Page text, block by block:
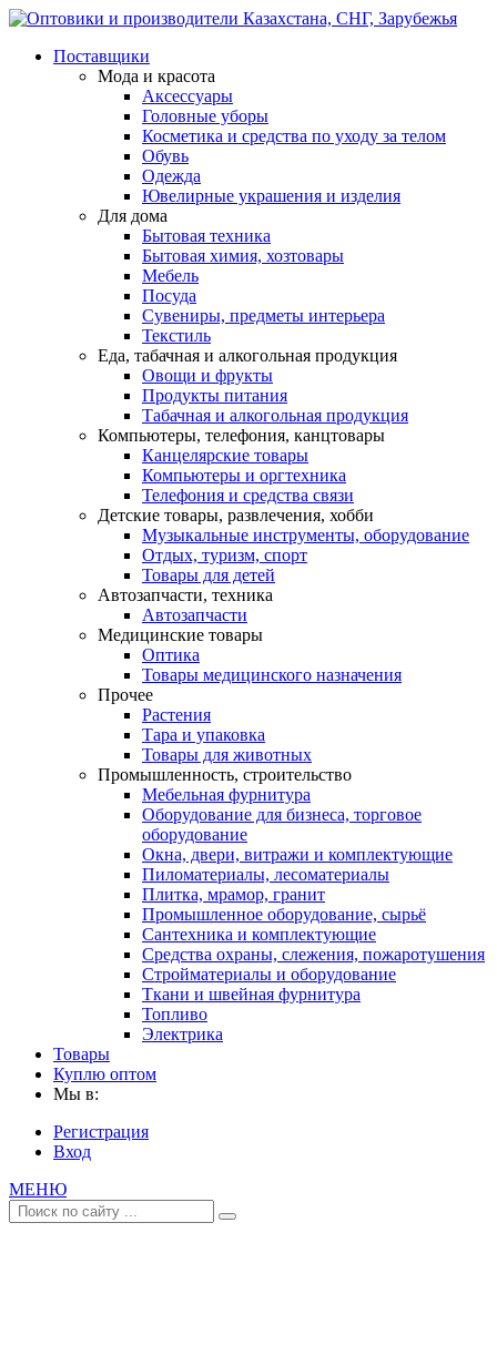
Поставщики
Мода и красота
Аксессуары
Головные уборы
Косметика и средства по уходу за телом
Обувь
Одежда
Ювелирные украшения и изделия
Для дома
Бытовая техника
Бытовая химия, хозтовары
Мебель
Посуда
Сувениры, предметы интерьера
Текстиль
Еда, табачная и алкогольная продукция
Овощи и фрукты
Продукты питания
Табачная и алкогольная продукция
Компьютеры, телефония, канцтовары
Канцелярские товары
Компьютеры и оргтехника
Телефония и средства связи
Детские товары, развлечения, хобби
Музыкальные инструменты, оборудование
Отдых, туризм, спорт
Товары для детей
Автозапчасти, техника
Автозапчасти
Медицинские товары
Оптика
Товары медицинского назначения
Прочее
Растения
Тара и упаковка
Товары для животных
Промышленность, строительство
Мебельная фурнитура
Оборудование для бизнеса, торговое
оборудование
Окна, двери, витражи и комплектующие
Пиломатериалы, лесоматериалы
Плитка, мрамор, гранит
Промышленное оборудование, сырьё
Сантехника и комплектующие
Средства охраны, слежения, пожаротушения
Стройматериалы и оборудование
Ткани и швейная фурнитура
Топливо
Электрика
Товары
Куплю оптом
Мы в:
Регистрация
Вход
МЕНЮ